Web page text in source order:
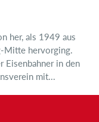
her, als 1949 aus
Mitte hervorging.
Eisenbahner in den
mit...